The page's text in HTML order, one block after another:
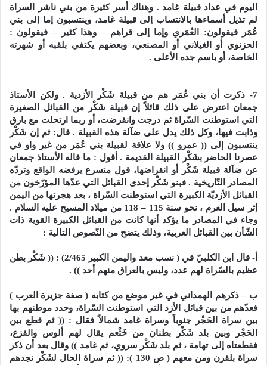
اليوم في عداد قبيلة غامد . وهناك أسر كثيرة من بني ناشر السراة
لم تذيل أسماءها بالانتساب إلى قبيلة غامد، وينتسبون إما إلى بني
عُمَر فيقولون: العُمَري وإما إلى قراهم – وهذا كثير – فيقولون :
الحزنوي أو الغيلاني أو المصنعي، وبعضهم يكتفي بلقبه أو شهرته
الخاصة، أو باسم جده الأعلى .
7- ذكرت أن بني عُمَر هم من قبيلة شَكْر الأزدية . ولكن الأستاذ
جمعان اعترض على ذلك قائلاً إن قبيلة شَكْر من القبائل الصغيرة
التي استوطنت السّراة ثم درجت وانقرضت، أو ربما ارتحلت مع بارق
وذابت فيها، وكل ذلك يدل على ضآلة هذه القبيلة . قال: ثم إن شَكْر
ينتسبون إلى (( عمرو )) ولا علاقة لقبيلة بني عُمَر من غير واو في
عصرنا الحاضر بشَكْر القبيلة القديمة . أقول : ما قاله الأستاذ جمعان
عن ضآلة قبيلة شَكْر أو انقراضها، قول متسرع يرفضه الواقع وتردّه
المصادر التّاريخية . فبنو شَكْر إحدى القبائل التي عدّها المؤرّخون من
القبائل الأزديّة الكبيرة التي استوطنت السّراة ، بعد هجرتها من اليمن
إثر سيل العرم ، نحو سنة 115 – 118 من ميلاد المسيح عليه السلام .
وجاء في المصادر ما يؤكد أنها كانت من القبائل الكبيرة القوية ذات
الشّأن بين القبائل العربية، وذلك يتضح من النّصوص التالية :
أ- قال ابن الكلبيّ في ( نسب معد واليمن الكبير 2/465) : (( شَكْر بطن
عظيم بالسّراة لهم عدد، وليس بالعراق منهم أحد )) .
ب – ذكرهم الهمداني في غير موضع من كتابه ( صفة جزيرة العرب )
فعدّهم من بين قبائل الأزد التي استوطنت السّراة، وحدد موطنهم بها
بين سراة الحَجْر جنوباً وسراة غامد شمالاً فقال : (( ثم قطع بين
الحَجْر وبين بلد شَكْر بطنان من خَثْعم يقال لهم ألوس والفزع،
فقطعتاه إلى تهامة ، ثم بلد شَكْر سروي، ثم غامد )) وقال بعد أن ذكر
سراة بلقرن ومن معهم ( ص 130 ): (( ثم سراة الحال لشَكْر نجدهم